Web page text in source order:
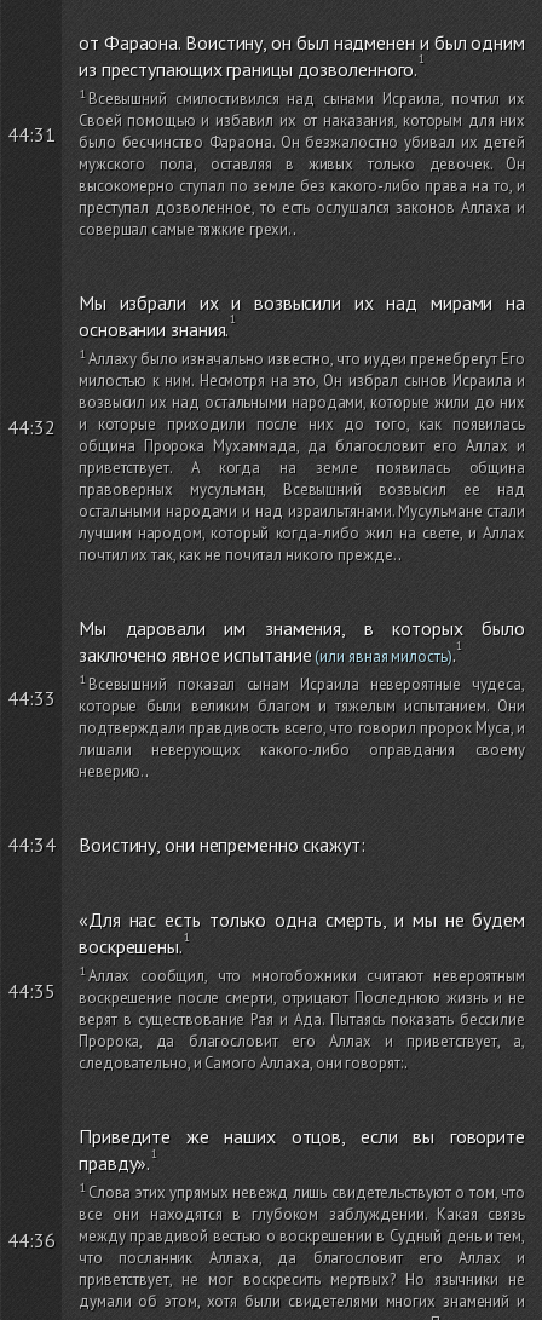
44:31
от Фараона. Воистину, он был надменен и был одним
из преступающих границы дозволенного.
Всевышний смилостивился над сынами Исраила, почтил их
Своей помощью и избавил их от наказания, которым для них
было бесчинство Фараона. Он безжалостно убивал их детей
мужского пола, оставляя в живых только девочек. Он
высокомерно ступал по земле без какого-либо права на то, и
преступал дозволенное, то есть ослушался законов Аллаха и
совершал самые тяжкие грехи..
44:32
Мы избрали их и возвысили их над мирами на
основании знания.
Аллаху было изначально известно, что иудеи пренебрегут Его
милостью к ним. Несмотря на это, Он избрал сынов Исраила и
возвысил их над остальными народами, которые жили до них
и которые приходили после них до того, как появилась
община Пророка Мухаммада, да благословит его Аллах и
приветствует. А когда на земле появилась община
правоверных мусульман, Всевышний возвысил ее над
остальными народами и над израильтянами. Мусульмане стали
лучшим народом, который когда-либо жил на свете, и Аллах
почтил их так, как не почитал никого прежде..
44:33
Мы даровали им знамения, в которых было
заключено явное испытание(или явная милость).
Всевышний показал сынам Исраила невероятные чудеса,
которые были великим благом и тяжелым испытанием. Они
подтверждали правдивость всего, что говорил пророк Муса, и
лишали неверующих какого-либо оправдания своему
неверию..
44:34 Воистину, они непременно скажут:
44:35
«Для нас есть только одна смерть, и мы не будем
воскрешены.
Аллах сообщил, что многобожники считают невероятным
воскрешение после смерти, отрицают Последнюю жизнь и не
верят в существование Рая и Ада. Пытаясь показать бессилие
Пророка, да благословит его Аллах и приветствует, а,
следовательно, и Самого Аллаха, они говорят:.
44:36
Приведите же наших отцов, если вы говорите
правду».
Слова этих упрямых невежд лишь свидетельствуют о том, что
все они находятся в глубоком заблуждении. Какая связь
между правдивой вестью о воскрешении в Судный день и тем,
что посланник Аллаха, да благословит его Аллах и
приветствует, не мог воскресить мертвых? Но язычники не
думали об этом, хотя были свидетелями многих знамений и